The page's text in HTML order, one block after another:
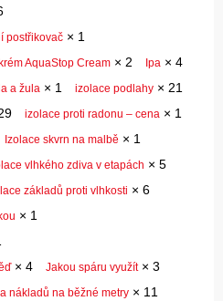
postřikovač × 1
AquaStop Cream × 2 Ipa × 4
a žula × 1 izolace podlahy × 21
izolace proti radonu – cena × 1
Izolace skvrn na malbě × 1
vlhkého zdiva v etapách × 5
základů proti vlhkosti × 6
× 1
× 4 Jakou spáru využít× 3
nákladů na běžné metry × 11